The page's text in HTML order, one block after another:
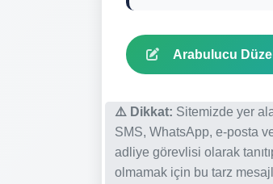
Arabulucu
⚠️ Dikkat: Sitemizde yer
SMS, WhatsApp, e-posta
adliye görevlisi olarak
olmamak için bu tarz